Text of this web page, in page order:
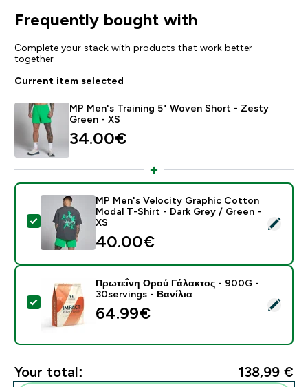
Frequently bought with
Complete your stack with products that work better
together
Current item selected
MP Men's Training 5" Woven Short - Zesty
Green - XS
34.00€‎
Select this product - MP Men's Velocity Graphic
MP Men's Velocity Graphic Cotton
Modal T-Shirt - Dark Grey / Green -
XS
40.00€‎
Select this product - Πρωτεΐνη Ορού Γάλακτος -
Πρωτεΐνη Ορού Γάλακτος - 900G -
30servings - Βανίλια
64.99€‎
Your total: 138,99 €‎